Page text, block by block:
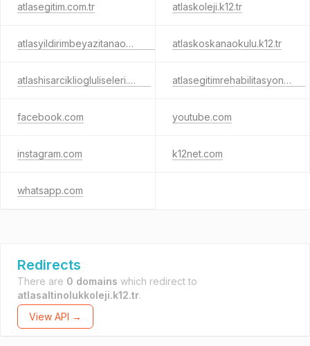
atlasegitim.com.tr atlaskoleji.k12.tr
atlasyildirimbeyazitanaokulu.k12.tr atlaskoskanaokulu.k12.tr
atlashisarcikliogluliseleri.k12.tr atlasegitimrehabilitasyon.com
facebook.com youtube.com
instagram.com k12net.com
whatsapp.com
Redirects
There are 0 domains which redirect to
atlasaltinolukkoleji.k12.tr.
View API →